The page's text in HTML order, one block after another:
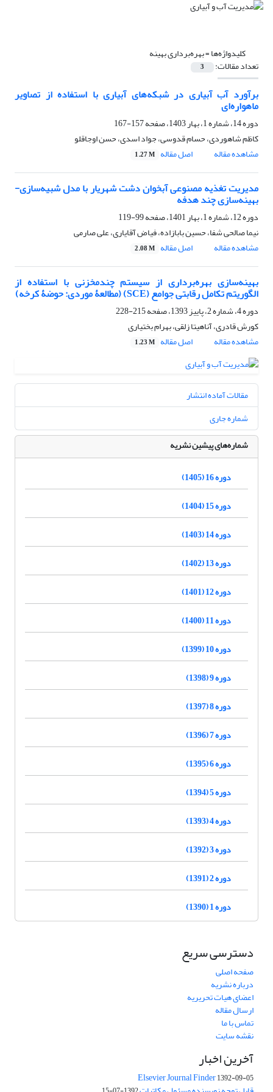
کلیدواژه‌ها =بهره‌برداری بهینه
تعداد مقالات: 3
برآورد آب آبیاری در شبکه‌های آبیاری با استفاده از تصاویر
ماهواره‌ای
دوره 14، شماره 1، بهار 1403، صفحه
157-167
کاظم شاهوردی، حسام قدوسی، جواد اسدی، حسن اوجاقلو
مشاهده مقاله
اصل مقاله 1.27 M
مدیریت تغذیه مصنوعی آبخوان دشت شهریار با مدل شبیه‌سازی-
بهینه‌سازی چند هدفه
دوره 12، شماره 1، بهار 1401، صفحه
99-119
نیما صالحی شفا، حسین بابازاده، فیاض آقایاری، علی صارمی
مشاهده مقاله
اصل مقاله 2.08 M
بهینه‌سازی بهره‌برداری از سیستم چندمخزنی با استفاده از
الگوریتم تکامل رقابتی جوامع (SCE) (مطالعۀ موردی: حوضۀ کرخه)
دوره 4، شماره 2، پاییز 1393، صفحه
215-228
کورش قادری، آناهیتا زلقی، بهرام بختیاری
مشاهده مقاله
اصل مقاله 1.23 M
مقالات آماده انتشار
شماره جاری
شماره‌های پیشین نشریه
دوره 16 (1405)
دوره 15 (1404)
دوره 14 (1403)
دوره 13 (1402)
دوره 12 (1401)
دوره 11 (1400)
دوره 10 (1399)
دوره 9 (1398)
دوره 8 (1397)
دوره 7 (1396)
دوره 6 (1395)
دوره 5 (1394)
دوره 4 (1393)
دوره 3 (1392)
دوره 2 (1391)
دوره 1 (1390)
دسترسی سریع
صفحه اصلی
درباره نشریه
اعضای هیات تحریریه
ارسال مقاله
تماس با ما
نقشه سایت
آخرین اخبار
Elsevier Journal Finder1392-09-05